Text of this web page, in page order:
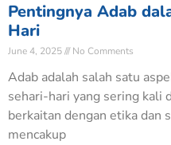
Pentingnya Adab
Hari
June 4, 2025 No Comments
Adab adalah salah satu
sehari-hari yang sering kali
berkaitan dengan etika dan
mencakup